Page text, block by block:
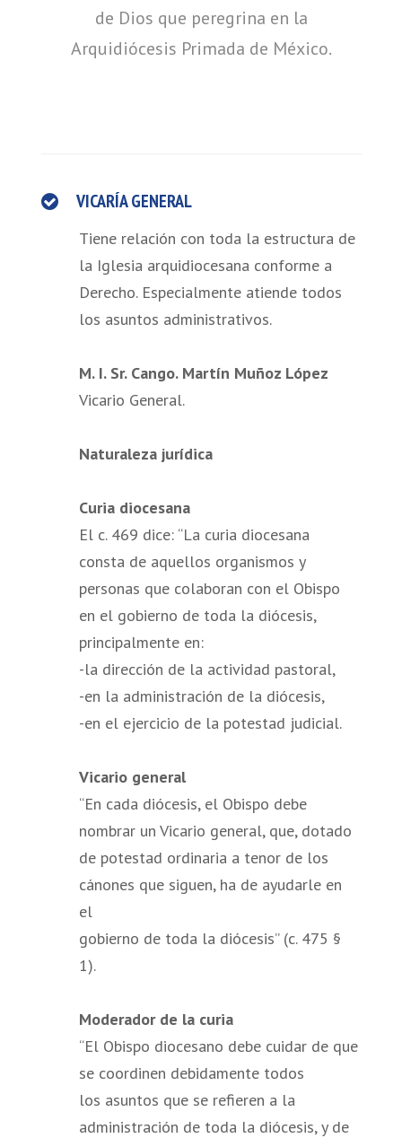
de Dios que peregrina en la
Arquidiócesis Primada de México.
VICARÍA GENERAL
Tiene relación con toda la estructura de
la Iglesia arquidiocesana conforme a
Derecho. Especialmente atiende todos
los asuntos administrativos.
M. I. Sr. Cango. Martín Muñoz López
Vicario General.
Naturaleza jurídica
Curia diocesana
El c. 469 dice: “La curia diocesana
consta de aquellos organismos y
personas que colaboran con el Obispo
en el gobierno de toda la diócesis,
principalmente en:
-la dirección de la actividad pastoral,
-en la administración de la diócesis,
-en el ejercicio de la potestad judicial.
Vicario general
“En cada diócesis, el Obispo debe
nombrar un Vicario general, que, dotado
de potestad ordinaria a tenor de los
cánones que siguen, ha de ayudarle en
el
gobierno de toda la diócesis” (c. 475 §
1).
Moderador de la curia
“El Obispo diocesano debe cuidar de que
se coordinen debidamente todos
los asuntos que se refieren a la
administración de toda la diócesis, y de